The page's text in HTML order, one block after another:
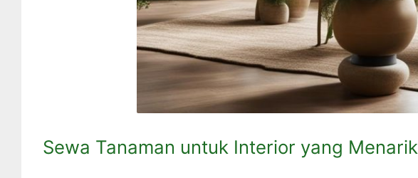
Sewa Tanaman untuk Interior yang Menarik